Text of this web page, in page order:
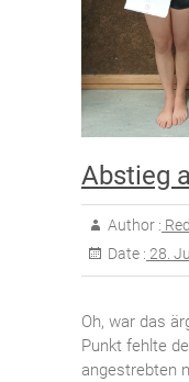
Abstieg
Author :
Date : 28.
Oh, war das
Punkt fehlte
angestrebten